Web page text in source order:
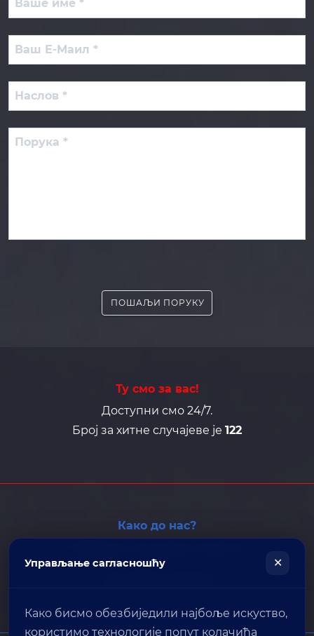
ПОШАЉИ ПОРУКУ
Ту смо за вас!
Доступни смо 24/7.
Број за хитне случајеве је 122
Како до нас?
Управљање сагласношћу ✕
Како бисмо обезбиједили најбоље искуство,
користимо технологије попут колачића